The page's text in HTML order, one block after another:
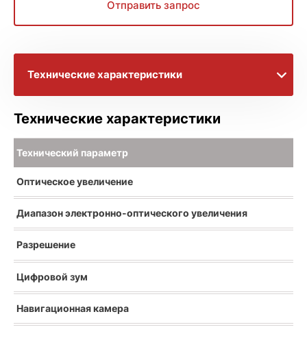
Отправить запрос
Технические характеристики
Расширенное описание
Технические характеристики
Технический параметр
Оптическое увеличение
Диапазон электронно-оптического увеличения
Разрешение
Цифровой зум
Навигационная камера